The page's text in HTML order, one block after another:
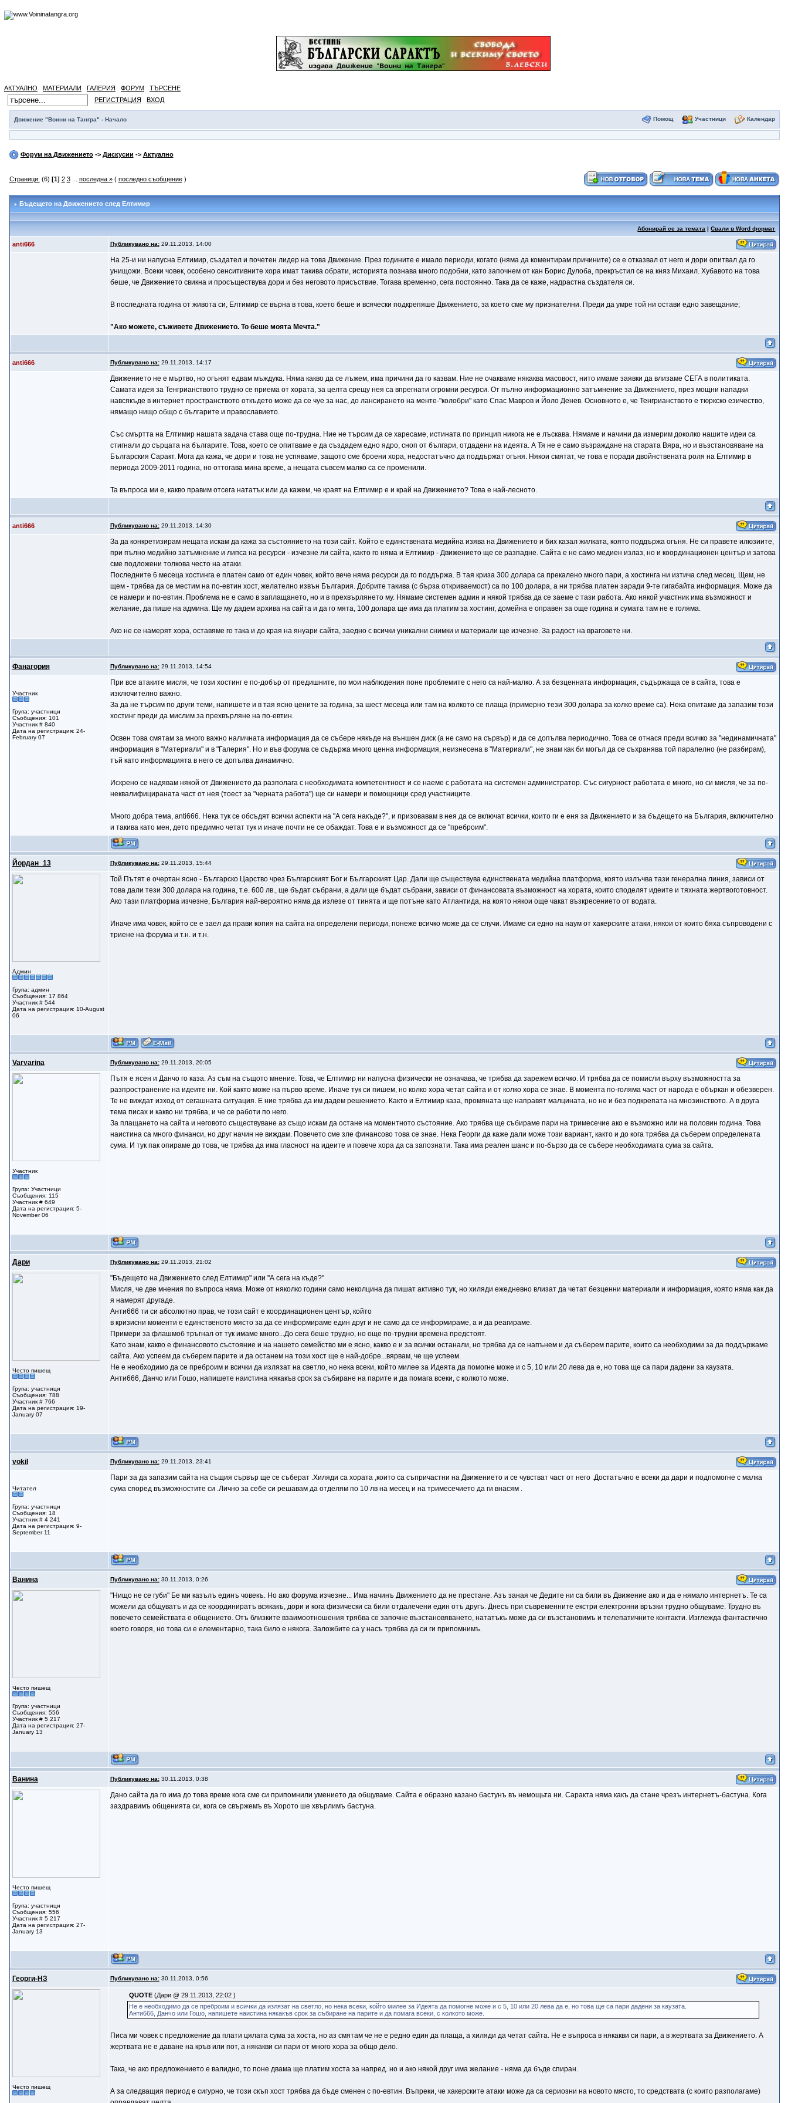
АКТУАЛНО МАТЕРИАЛИ ГАЛЕРИЯ ФОРУМ
ТЪРСЕНЕ
РЕГИСТРАЦИЯ
ВХОД
Движение "Воини на Тангра" - Начало Помощ Участници Календар
Форум на Движението-> Дискусии -> Актуално
Страници: (6) [1] 2 3... последна »( последно съобщение)
Бъдещето на Движението след Елтимир
Абонирай се за темата |Свали в Word формат
anti666 Публикувано на:29.11.2013, 14:00
На 25-и ни напусна Елтимир, създател и почетен лидер на това Движение. През годините е имало периоди, когато (няма да коментирам причините) се е отказвал от него и дори опитвал да го
унищожи. Всеки човек, особено сенситивните хора имат такива обрати, историята познава много подобни, като започнем от кан Борис Дулоба, прекръстил се на княз Михаил. Хубавото на това
беше, че Движението свикна и просъществува дори и без неговото присъствие. Тогава временно, сега постоянно. Така да се каже, надрастна създателя си.
В последната година от живота си, Елтимир се върна в това, което беше и всячески подкрепяше Движението, за което сме му признателни. Преди да умре той ни остави едно завещание;
"Ако можете, съживете Движението. То беше моята Мечта."
anti666 Публикувано на:29.11.2013, 14:17
Движението не е мъртво, но огънят едвам мъждука. Няма какво да се лъжем, има причини да го казвам. Ние не очакваме някаква масовост, нито имаме заявки да влизаме СЕГА в политиката.
Самата идея за Тенгрианството трудно се приема от хората, за целта срещу нея са впрегнати огромни ресурси. От пълно информационно затъмнение за Движението, през мощни нападки
навсякъде в интернет пространството откъдето може да се чуе за нас, до лансирането на менте-"колобри" като Спас Мавров и Йоло Денев. Основното е, че Тенгрианството е тюркско езичество,
нямащо нищо общо с българите и православието.
Със смъртта на Елтимир нашата задача става още по-трудна. Ние не търсим да се харесаме, истината по принцип никога не е лъскава. Нямаме и начини да измерим доколко нашите идеи са
стигнали до сърцата на българите. Това, което се опитваме е да създадем едно ядро, сноп от българи, отдадени на идеята. А Тя не е само възраждане на старата Вяра, но и възстановяване на
Българския Саракт. Мога да кажа, че дори и това не успяваме, защото сме броени хора, недостатъчно да поддържат огъня. Някои смятат, че това е поради двойнствената роля на Елтимир в
периода 2009-2011 година, но оттогава мина време, а нещата съвсем малко са се променили.
Та въпроса ми е, какво правим отсега нататък или да кажем, че краят на Елтимир е и край на Движението? Това е най-лесното.
anti666 Публикувано на:29.11.2013, 14:30
За да конкретизирам нещата искам да кажа за състоянието на този сайт. Който е единствената медийна изява на Движението и бих казал жилката, която поддържа огъня. Не си правете илюзиите,
при пълно медийно затъмнение и липса на ресурси - изчезне ли сайта, както го няма и Елтимир - Движението ще се разпадне. Сайта е не само медиен излаз, но и координационен център и затова
сме подложени толкова често на атаки.
Последните 6 месеца хостинга е платен само от един човек, който вече няма ресурси да го поддържа. В тая криза 300 долара са прекалено много пари, а хостинга ни изтича след месец. Щем, не
щем - трябва да се местим на по-евтин хост, желателно извън България. Добрите такива (с бърза откриваемост) са по 100 долара, а ни трябва платен заради 9-те гигабайта информация. Може да
се намери и по-евтин. Проблема не е само в заплащането, но и в прехвърлянето му. Нямаме системен админ и някой трябва да се заеме с тази работа. Ако някой участник има възможност и
желание, да пише на админа. Ще му дадем архива на сайта и да го мята, 100 долара ще има да платим за хостинг, домейна е оправен за още година и сумата там не е голяма.
Ако не се намерят хора, оставяме го така и до края на януари сайта, заедно с всички уникални снимки и материали ще изчезне. За радост на враговете ни.
Фaнaгория Публикувано на:29.11.2013, 14:54
Участник
Група: участници
Съобщения: 101
Участник # 840
Дата на регистрация: 24-
February 07
При все атаките мисля, че този хостинг е по-добър от предишните, по мои наблюдения поне проблемите с него са най-малко. А за безценната информация, съдържаща се в сайта, това е
изключително важно.
За да не търсим по други теми, напишете и в тая ясно цените за година, за шест месеца или там на колкото се плаща (примерно тези 300 долара за колко време са). Нека опитаме да запазим този
хостинг преди да мислим за прехвърляне на по-евтин.
Освен това смятам за много важно наличната информация да се събере някъде на външен диск (а не само на сървър) и да се допълва периодично. Това се отнася преди всичко за "нединамичната"
информация в "Материали" и в "Галерия". Но и във форума се съдържа много ценна информация, неизнесена в "Материали", не знам как би могъл да се съхранява той паралелно (не разбирам),
тъй като информацията в него се допълва динамично.
Искрено се надявам някой от Движението да разполага с необходимата компетентност и се наеме с работата на системен администратор. Със сигурност работата е много, но си мисля, че за по-
неквалифицираната част от нея (тоест за "черната работа") ще си намери и помощници сред участниците.
Много добра тема, anti666. Нека тук се обсъдят всички аспекти на "А сега накъде?", и призовавам в нея да се включат всички, които ги е еня за Движението и за бъдещето на България, включително
и такива като мен, дето предимно четат тук и иначе почти не се обаждат. Това е и възможност да се "преброим".
Йордан_13 Публикувано на:29.11.2013, 15:44
Админ
Група: админ
Съобщения: 17 864
Участник # 544
Дата на регистрация: 10-August
06
Той Пътят е очертан ясно - Българско Царство чрез Българският Бог и Българският Цар. Дали ще съществува единствената медийна платформа, която излъчва тази генерална линия, зависи от
това дали тези 300 долара на година, т.е. 600 лв., ще бъдат събрани, а дали ще бъдат събрани, зависи от финансовата възможност на хората, които споделят идеите и тяхната жертвоготовност.
Ако тази платформа изчезне, България най-вероятно няма да излезе от тинята и ще потъне като Атлантида, на която някои още чакат възкресението от водата.
Иначе има човек, който се е заел да прави копия на сайта на определени периоди, понеже всичко може да се случи. Имаме си едно на наум от хакерските атаки, някои от които бяха съпроводени с
триене на форума и т.н. и т.н.
Varvarina Публикувано на:29.11.2013, 20:05
Участник
Група: Участници
Съобщения: 115
Участник # 649
Дата на регистрация: 5-
November 06
Пътя е ясен и Данчо го каза. Аз съм на същото мнение. Това, че Елтимир ни напусна физически не означава, че трябва да зарежем всичко. И трябва да се помисли върху възможността за
разпространение на идеите ни. Кой както може на първо време. Иначе тук си пишем, но колко хора четат сайта и от колко хора се знае. В момента по-голяма част от народа е объркан и обезверен.
Те не виждат изход от сегашната ситуация. Е ние трябва да им дадем решението. Както и Елтимир каза, промяната ще направят малцината, но не и без подкрепата на мнозинството. А в друга
тема писах и какво ни трябва, и че се работи по него.
За плащането на сайта и неговото съществуване аз също искам да остане на моментното състояние. Ако трябва ще събираме пари на тримесечие ако е възможно или на половин година. Това
наистина са много финанси, но друг начин не виждам. Повечето сме зле финансово това се знае. Нека Георги да каже дали може този вариант, както и до кога трябва да съберем определената
сума. И тук пак опираме до това, че трябва да има гласност на идеите и повече хора да са запознати. Така има реален шанс и по-бързо да се събере необходимата сума за сайта.
Дари Публикувано на:29.11.2013, 21:02
Често пишещ
Група: участници
Съобщения: 788
Участник # 766
Дата на регистрация: 19-
January 07
"Бъдещето на Движението след Елтимир" или "А сега на къде?"
Мисля, че две мнения по въпроса няма. Може от няколко години само неколцина да пишат активно тук, но хиляди ежедневно влизат да четат безценни материали и информация, която няма как да
я намерят другаде.
Анти666 ти си абсолютно прав, че този сайт е координационен център, който
в кризисни моменти е единственото място за да се информираме един друг и не само да се информираме, а и да реагираме.
Примери за флашмоб тръгнал от тук имаме много...До сега беше трудно, но още по-трудни времена предстоят.
Като знам, какво е финансовото състояние и на нашето семейство ми е ясно, какво е и за всички останали, но трябва да се напънем и да съберем парите, които са необходими за да поддържаме
сайта. Ако успеем да съберем парите и да останем на този хост ще е най-добре...вярвам, че ще успеем.
Не е необходимо да се преброим и всички да излязат на светло, но нека всеки, който милее за Идеята да помогне може и с 5, 10 или 20 лева да е, но това ще са пари дадени за каузата.
Анти666, Данчо или Гошо, напишете наистина някакъв срок за събиране на парите и да помага всеки, с колкото може.
vokil Публикувано на:29.11.2013, 23:41
Читател
Група: участници
Съобщения: 18
Участник # 4 241
Дата на регистрация: 9-
September 11
Пари за да запазим сайта на същия сървър ще се съберат .Хиляди са хората ,които са съпричастни на Движението и се чувстват част от него .Достатъчно е всеки да дари и подпомогне с малка
сума според възможностите си .Лично за себе си решавам да отделям по 10 лв на месец и на тримесечието да ги внасям .
Ванина Публикувано на:30.11.2013, 0:26
Често пишещ
Група: участници
Съобщения: 556
Участник # 5 217
Дата на регистрация: 27-
January 13
"Нищо не се губи" Бе ми казълъ единъ човекъ. Но ако форума изчезне... Има начинъ Движението да не престане. Азъ заная че Дедите ни са били въ Движение ако и да е нямало интернетъ. Те са
можели да общуватъ и да се координиратъ всякакъ, дори и кога физически са били отдалечени един отъ другъ. Днесъ при съвременните екстри електронни връзки трудно общуваме. Трудно въ
повечето семействата е общението. Отъ близките взаимоотношения трябва се започне възстановяването, нататъкъ може да си възстановимъ и телепатичните контакти. Изглежда фантастично
което говоря, но това си е елементарно, така било е някога. Заложбите са у насъ трябва да си ги припомнимъ.
Ванина Публикувано на:30.11.2013, 0:38
Често пишещ
Група: участници
Съобщения: 556
Участник # 5 217
Дата на регистрация: 27-
January 13
Дано сайта да го има до това време кога сме си припомнили умението да общуваме. Сайта е образно казано бастунъ въ немощьта ни. Саракта няма какъ да стане чрезъ интернетъ-бастуна. Кога
заздравимъ общенията си, кога се свържемъ въ Хорото ше хвърлимъ бастуна.
Георги-НЗ Публикувано на:30.11.2013, 0:56
Често пишещ
QUOTE (Дари @ 29.11.2013, 22:02 )
Не е необходимо да се преброим и всички да излязат на светло, но нека всеки, който милее за Идеята да помогне може и с 5, 10 или 20 лева да е, но това ще са пари дадени за каузата.
Анти666, Данчо или Гошо, напишете наистина някакъв срок за събиране на парите и да помага всеки, с колкото може.
Писа ми човек с предложение да плати цялата сума за хоста, но аз смятам че не е редно един да плаща, а хиляди да четат сайта. Не е въпроса в някакви си пари, а в жертвата за Движението. А
жертвата не е даване на кръв или пот, а някакви си пари от много хора за общо дело.
Така, че ако предложението е валидно, то поне двама ще платим хоста за напред. но и ако някой друг има желание - няма да бъде спиран.
А за следващия период е сигурно, че този скъп хост трябва да бъде сменен с по-евтин. Въпреки, че хакерските атаки може да са сериозни на новото място, то средствата (с които разполагаме)